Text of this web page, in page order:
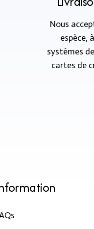
Nous
espèce,
systèmes
cartes de